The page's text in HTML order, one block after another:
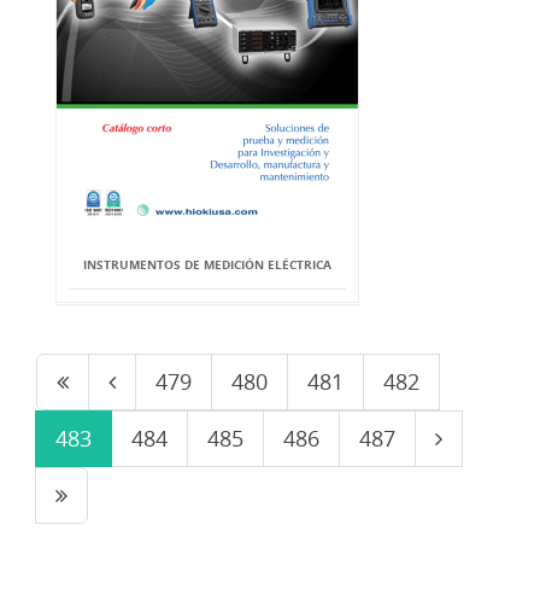
INSTRUMENTOS DE MEDICIÓN ELÉCTRICA
479 480 481
482
483
484 485 486 487